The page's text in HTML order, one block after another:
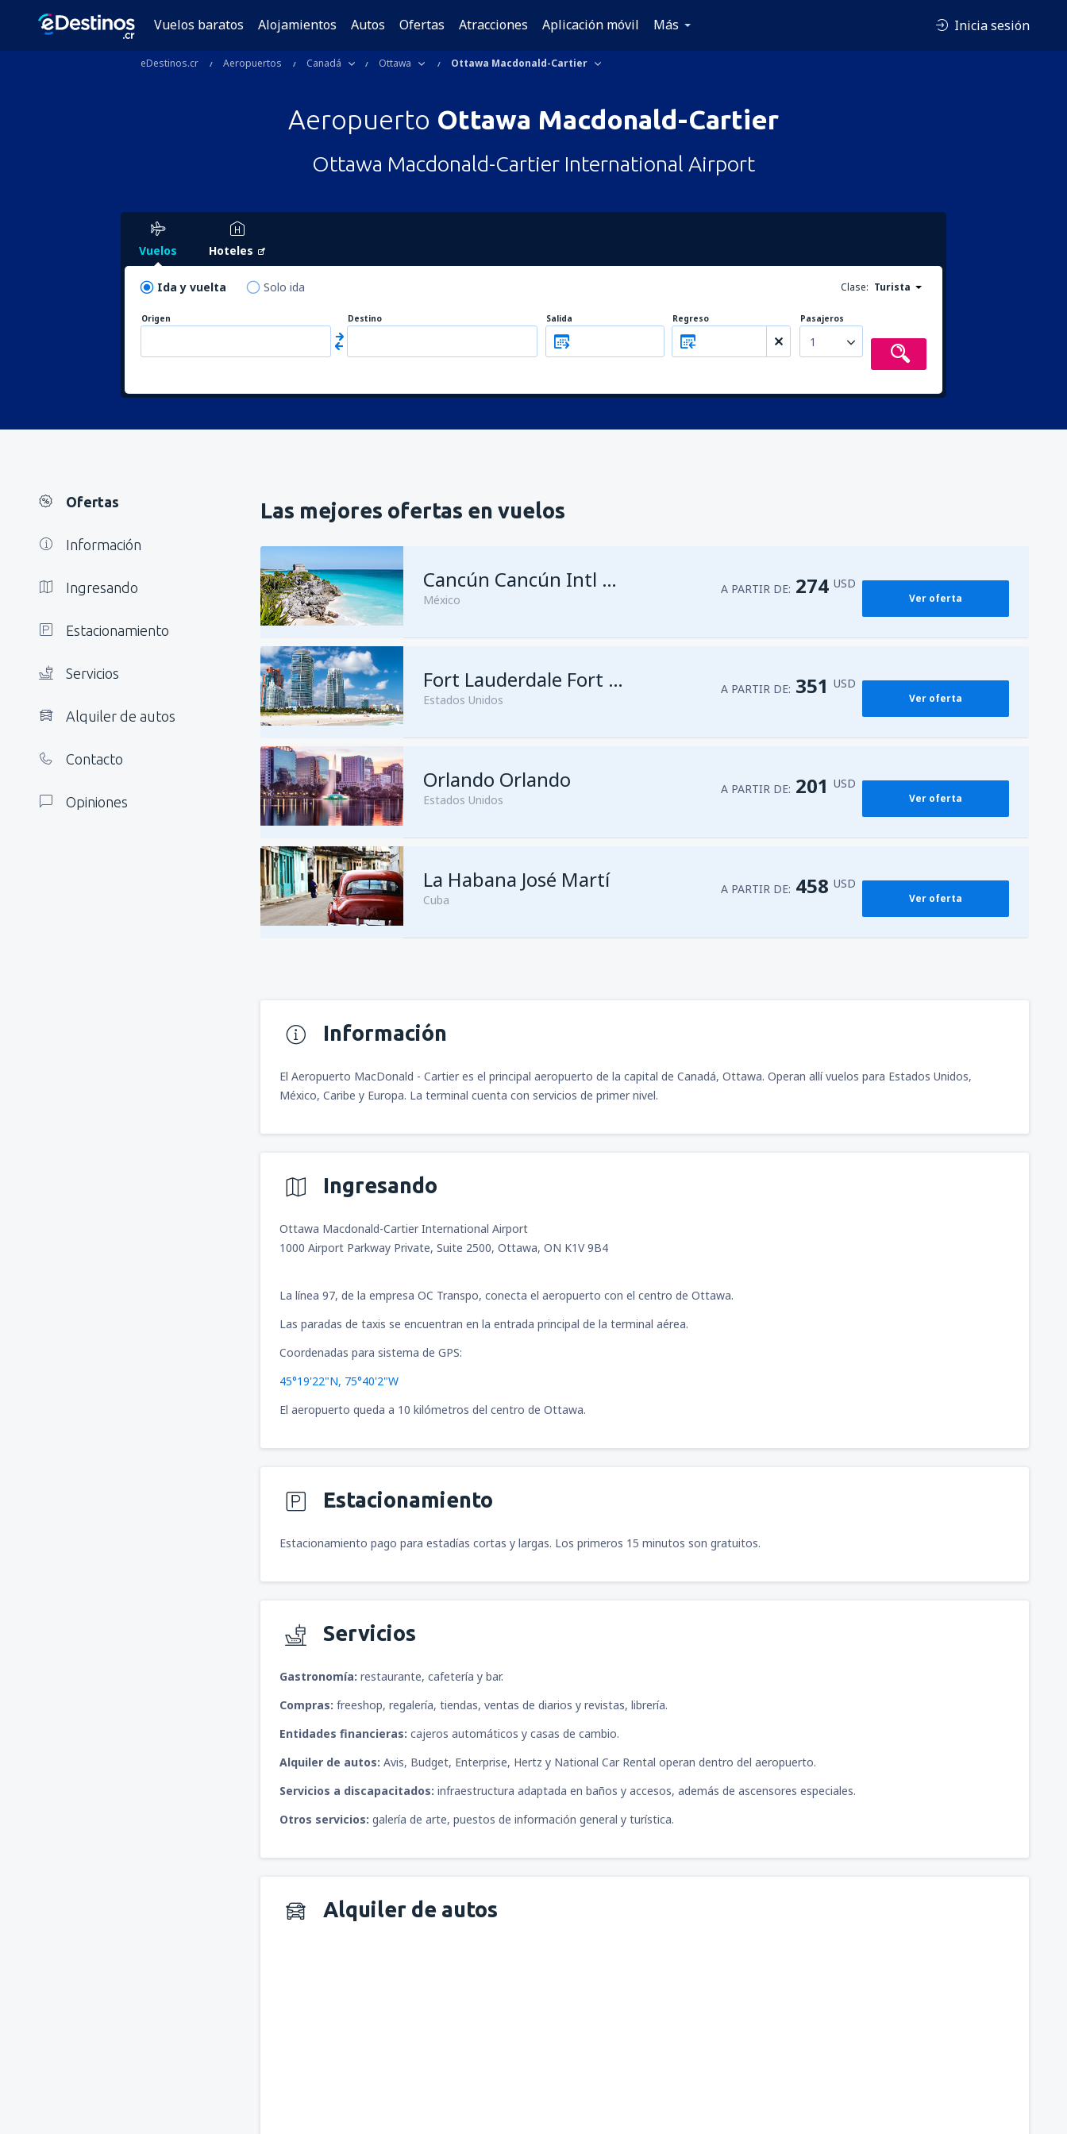
Vuelos baratos Alojamientos Autos Ofertas Atracciones Aplicación móvil Más Inicia sesión
eDestinos.cr Aeropuertos Canadá Ottawa Ottawa Macdonald-Cartier
Aeropuerto Ottawa Macdonald-Cartier
Ottawa Macdonald-Cartier International Airport
Vuelos Hoteles
Ida y vuelta Solo ida Clase: Turista
Origen Destino Salida Regreso Pasajeros
1
Ofertas
Información
Ingresando
Estacionamiento
Servicios
Alquiler de autos
Contacto
Opiniones
Las mejores ofertas en vuelos
Cancún Cancún Intl Airport
México
A PARTIR DE: 274 USD
Ver oferta
Fort Lauderdale Fort Lauderdale–Hollywood Intl Airport
Estados Unidos
A PARTIR DE: 351 USD
Ver oferta
Orlando Orlando
Estados Unidos
A PARTIR DE: 201 USD
Ver oferta
La Habana José Martí
Cuba
A PARTIR DE: 458 USD
Ver oferta
Información
El Aeropuerto MacDonald - Cartier es el principal aeropuerto de la capital de Canadá, Ottawa. Operan allí vuelos para Estados Unidos,
México, Caribe y Europa. La terminal cuenta con servicios de primer nivel.
Ingresando
Ottawa Macdonald-Cartier International Airport
1000 Airport Parkway Private, Suite 2500, Ottawa, ON K1V 9B4
La línea 97, de la empresa OC Transpo, conecta el aeropuerto con el centro de Ottawa.
Las paradas de taxis se encuentran en la entrada principal de la terminal aérea.
Coordenadas para sistema de GPS:
45°19'22"N, 75°40'2"W
El aeropuerto queda a 10 kilómetros del centro de Ottawa.
Estacionamiento
Estacionamiento pago para estadías cortas y largas. Los primeros 15 minutos son gratuitos.
Servicios
Gastronomía: restaurante, cafetería y bar.
Compras: freeshop, regalería, tiendas, ventas de diarios y revistas, librería.
Entidades financieras: cajeros automáticos y casas de cambio.
Alquiler de autos: Avis, Budget, Enterprise, Hertz y National Car Rental operan dentro del aeropuerto.
Servicios a discapacitados: infraestructura adaptada en baños y accesos, además de ascensores especiales.
Otros servicios: galería de arte, puestos de información general y turística.
Alquiler de autos